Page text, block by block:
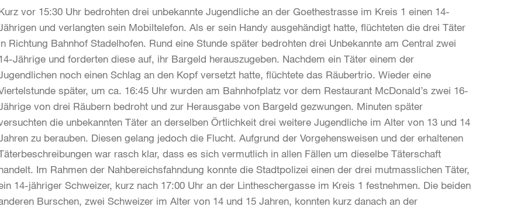
vor 15:30 Uhr bedrohten drei unbekannte Jugendliche an der Goethestrasse im Kreis 1 einen 14-
und verlangten sein Mobiltelefon. Als er sein Handy ausgehändigt hatte, flüchteten die drei Täter
Richtung Bahnhof Stadelhofen. Rund eine Stunde später bedrohten drei Unbekannte am Central zwei
Jährige und forderten diese auf, ihr Bargeld herauszugeben. Nachdem ein Täter einem der
noch einen Schlag an den Kopf versetzt hatte, flüchtete das Räubertrio. Wieder eine
später, um ca. 16:45 Uhr wurden am Bahnhofplatz vor dem Restaurant McDonald’s zwei 16-
von drei Räubern bedroht und zur Herausgabe von Bargeld gezwungen. Minuten später
die unbekannten Täter an derselben Örtlichkeit drei weitere Jugendliche im Alter von 13 und 14
zu berauben. Diesen gelang jedoch die Flucht. Aufgrund der Vorgehensweisen und der erhaltenen
war rasch klar, dass es sich vermutlich in allen Fällen um dieselbe Täterschaft
Im Rahmen der Nahbereichsfahndung konnte die Stadtpolizei einen der drei mutmasslichen Täter,
14-jähriger Schweizer, kurz nach 17:00 Uhr an der Lintheschergasse im Kreis 1 festnehmen. Die beiden
Burschen, zwei Schweizer im Alter von 14 und 15 Jahren, konnten kurz danach an der